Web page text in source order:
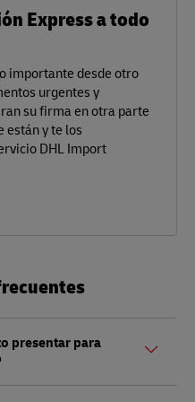
Express a todo
importante desde otro
urgentes y
su firma en otra parte
están y te los
DHL Import
presentar para